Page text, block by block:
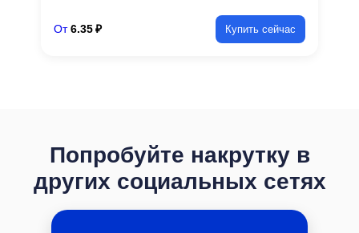
От 6.35 ₽ Купить сейчас
Попробуйте накрутку в
других социальных сетях